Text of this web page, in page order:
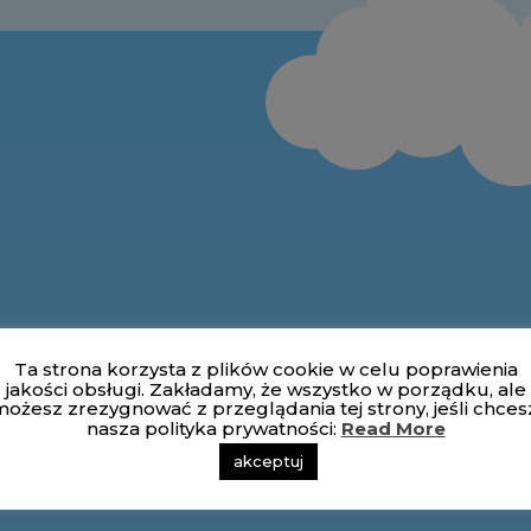
Ta strona korzysta z plików cookie w celu poprawienia
jakości obsługi. Zakładamy, że wszystko w porządku, ale
zrezygnować z przeglądania tej strony, jeśli
nasza polityka prywatności: Read More
akceptuj